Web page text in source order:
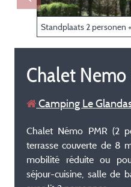
Chalet
Camping Le
Chalet Némo PMR (2
terrasse couverte de 8
mobilité réduite ou
séjour-cuisine, salle de